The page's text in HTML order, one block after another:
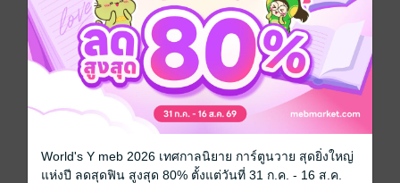
ความยาว
ราคาปก 25 บาท
ฉบับย้อนหลัง
World's Y meb 2026 เทศกาลนิยาย การ์ตูนวาย สุดยิ่งใหญ่
แห่งปี ลดสุดฟิน สูงสุด 80% ตั้งแต่วันที่ 31 ก.ค. - 16 ส.ค.